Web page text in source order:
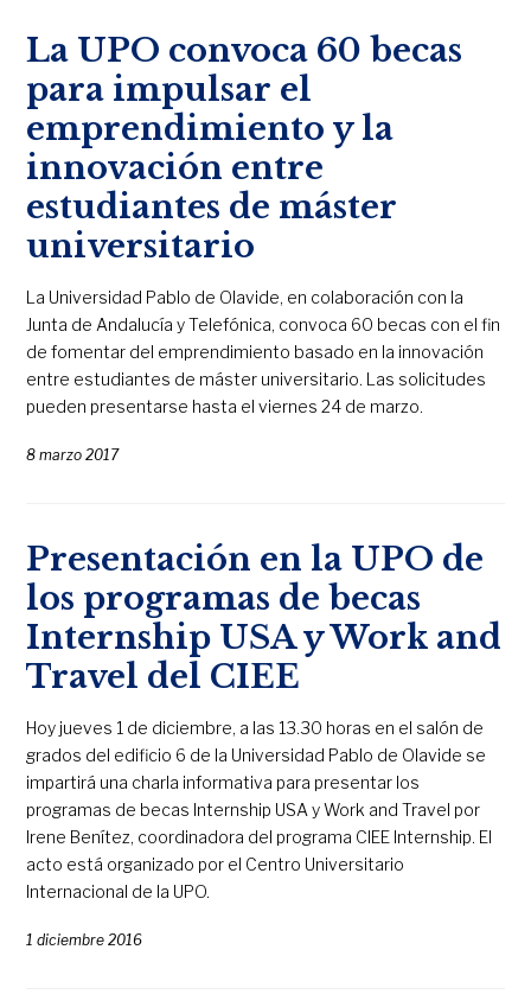
La UPO convoca 60 becas
para impulsar el
emprendimiento y la
innovación entre
estudiantes de máster
universitario
La Universidad Pablo de Olavide, en colaboración con la
Junta de Andalucía y Telefónica, convoca 60 becas con el fin
de fomentar del emprendimiento basado en la innovación
entre estudiantes de máster universitario. Las solicitudes
pueden presentarse hasta el viernes 24 de marzo.
8 marzo 2017
Presentación en la UPO de
los programas de becas
Internship USA y Work and
Travel del CIEE
Hoy jueves 1 de diciembre, a las 13.30 horas en el salón de
grados del edificio 6 de la Universidad Pablo de Olavide se
impartirá una charla informativa para presentar los
programas de becas Internship USA y Work and Travel por
Irene Benítez, coordinadora del programa CIEE Internship. El
acto está organizado por el Centro Universitario
Internacional de la UPO.
1 diciembre 2016